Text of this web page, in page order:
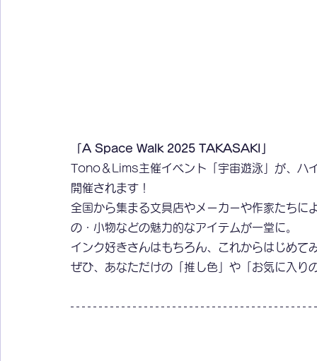
「A Space Walk 2025 TAKASAKI」
Tono＆Lims主催イベント「宇宙遊泳」が、ハ
開催されます！
全国から集まる文具店やメーカーや作家たちに
の・小物などの魅力的なアイテムが一堂に。
インク好きさんはもちろん、これからはじめて
ぜひ、あなただけの「推し色」や「お気に入り